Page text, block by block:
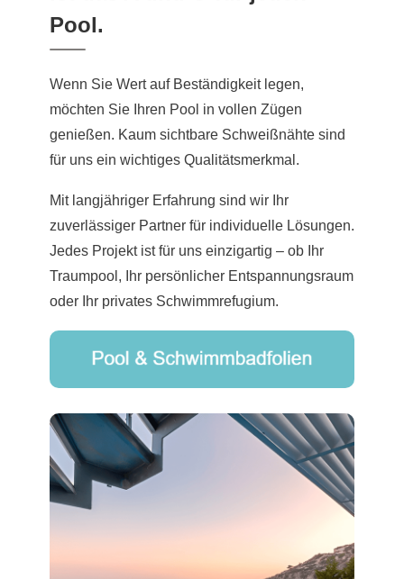
Pool.
Wenn Sie Wert auf Beständigkeit legen,
möchten Sie Ihren Pool in vollen Zügen
genießen. Kaum sichtbare Schweißnähte sind
für uns ein wichtiges Qualitätsmerkmal.
Mit langjähriger Erfahrung sind wir Ihr
zuverlässiger Partner für individuelle Lösungen.
Jedes Projekt ist für uns einzigartig – ob Ihr
Traumpool, Ihr persönlicher Entspannungsraum
oder Ihr privates Schwimmrefugium.